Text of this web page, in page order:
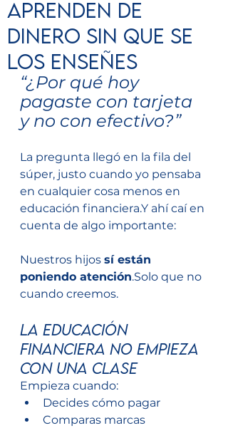
aprenden de
dinero sin que se
los enseñes
“¿Por qué hoy
pagaste con tarjeta
y no con efectivo?”
La pregunta llegó en la fila del
súper, justo cuando yo pensaba
en cualquier cosa menos en
educación financiera.Y ahí caí en
cuenta de algo importante:
Nuestros hijos sí están
poniendo atención.Solo que no
cuando creemos.
La educación
financiera no empieza
con una clase
Empieza cuando:
Decides cómo pagar
Comparas marcas